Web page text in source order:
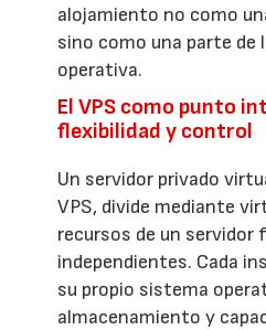
alojamiento no como
sino como una parte de
operativa.
El VPS como punto
flexibilidad y control
Un servidor privado
VPS, divide mediante
recursos de un
independientes. Cada
su propio sistema
almacenamiento y